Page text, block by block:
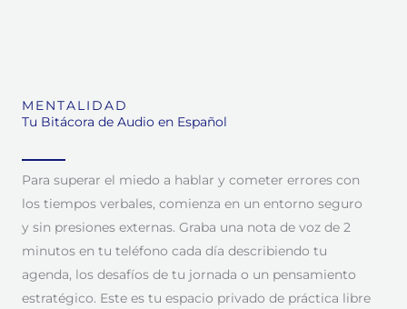
MENTALIDAD
Tu Bitácora de Audio en Español
Para superar el miedo a hablar y cometer errores con
los tiempos verbales, comienza en un entorno seguro
y sin presiones externas. Graba una nota de voz de 2
minutos en tu teléfono cada día describiendo tu
agenda, los desafíos de tu jornada o un pensamiento
estratégico. Este es tu espacio privado de práctica libre